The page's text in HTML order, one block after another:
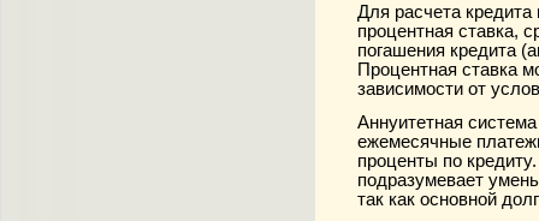
Для расчета
процентная ставка,
погашения кредита
Процентная ставка
зависимости от
Аннуитетная
ежемесячные
проценты по
подразумевает
так как основной